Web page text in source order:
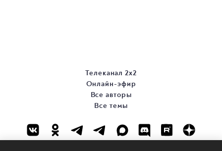
Телеканал 2х2
Онлайн-эфир
Все авторы
Все темы